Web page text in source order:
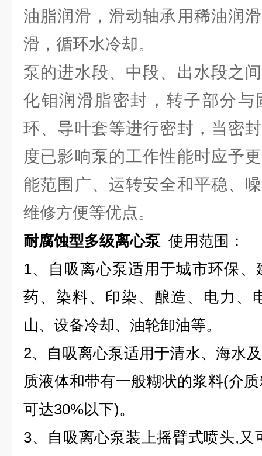
油脂润滑，滑动轴承用稀油润
滑，循环水冷却。
泵的进水段、中段、出水段之
化钼润滑脂密封，转子部分与
环、导叶套等进行密封，当密
度已影响泵的工作性能时应予
能范围广、运转安全和平稳、
维修方便等优点。
耐腐蚀型多级离心泵使用范围：
1、自吸离心泵适用于城市环保
药、染料、印染、酿造、电力、
山、设备冷却、油轮卸油等。
2、自吸离心泵适用于清水、海水
质液体和带有一般糊状的浆料(介
可达30%以下)。
3、自吸离心泵装上摇臂式喷头,